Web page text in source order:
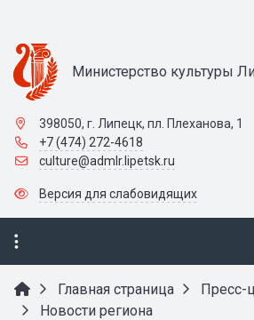
Министерство культуры
398050, г. Липецк, пл. Плеханова, 1
+7 (474) 272-4618
culture@admlr.lipetsk.ru
Версия для слабовидящих
Главная страница Пресс-
Новости региона